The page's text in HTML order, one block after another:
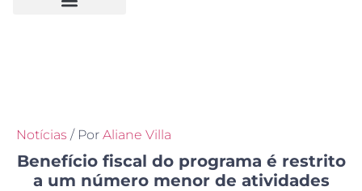
Notícias / Por Aliane Villa
Benefício fiscal do programa é restrito
a um número menor de atividades